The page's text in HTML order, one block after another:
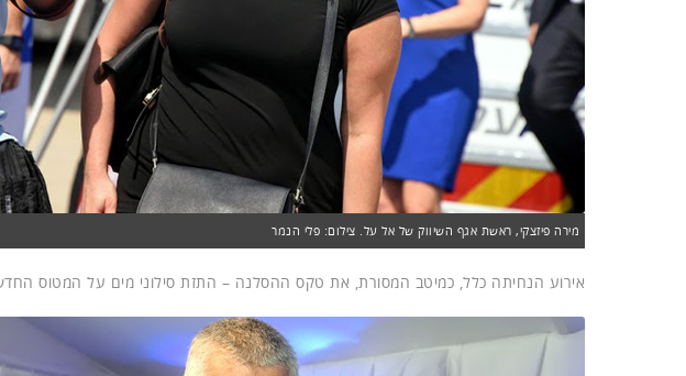
מירה פיזצקי, ראשת אגף השיווק של אל על. צילום: פלי הנמר
אירוע הנחיתה כלל, כמיטב המסורת, את טקס ההסלנה – התזת סילוני מים על המטוס